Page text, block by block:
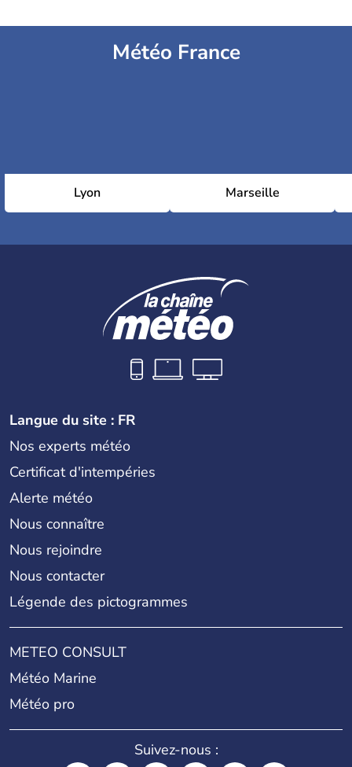
Météo France
Lyon Marseille
Langue du site : FR
Nos experts météo
Certificat d'intempéries
Alerte météo
Nous connaître
Nous rejoindre
Nous contacter
Légende des pictogrammes
METEO CONSULT
Météo Marine
Météo pro
Suivez-nous :